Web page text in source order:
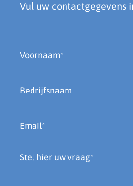
Vul uw contactgegevens